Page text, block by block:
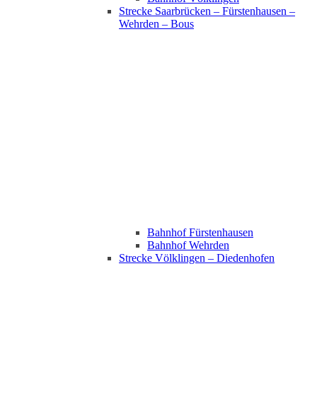
Strecke Saarbrücken – Fürstenhausen –
Wehrden – Bous
Bahnhof Fürstenhausen
Bahnhof Wehrden
Strecke Völklingen – Diedenhofen